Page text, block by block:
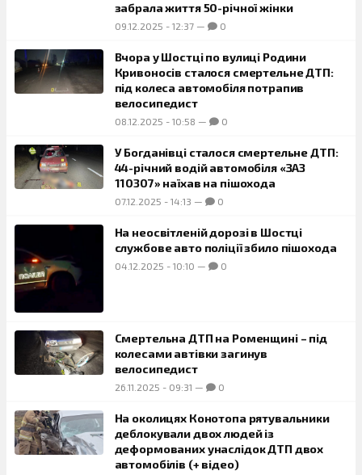
забрала життя 50-річної жінки
09.12.2025 - 12:37 — 0
Вчора у Шостці по вулиці Родини
Кривоносів сталося смертельне ДТП:
під колеса автомобіля потрапив
велосипедист
08.12.2025 - 10:58 — 0
У Богданівці сталося смертельне ДТП:
44-річний водій автомобіля «ЗАЗ
110307» наїхав на пішохода
07.12.2025 - 14:13 — 0
На неосвітленій дорозі в Шостці
службове авто поліції збило пішохода
04.12.2025 - 10:10 — 0
Смертельна ДТП на Роменщині – під
колесами автівки загинув
велосипедист
26.11.2025 - 09:31 — 0
На околицях Конотопа рятувальники
деблокували двох людей із
деформованих унаслідок ДТП двох
автомобілів (+ відео)